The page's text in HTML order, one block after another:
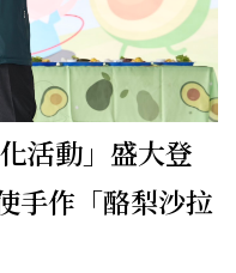
活動」盛大登
手作「酪梨沙拉